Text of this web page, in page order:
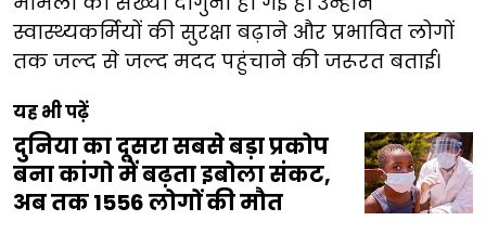
स्वास्थ्यकर्मियों की सुरक्षा बढ़ाने और प्रभावित लोगों
तक जल्द से जल्द मदद पहुंचाने की जरूरत बताई।
यह भी पढ़ें
दुनिया का दूसरा सबसे बड़ा प्रकोप
बना कांगो में बढ़ता इबोला संकट,
अब तक 1556 लोगों की मौत